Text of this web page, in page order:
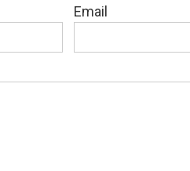
Email